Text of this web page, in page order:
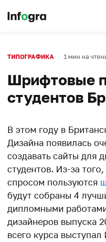
ТИПОГРАФИКА 1 мин на
Шрифтовые
студентов
В этом году в
Дизайна появилась
создавать сайты для
студентов. Из-за
спросом пользуются
будут собраны 4
дипломными
дизайнеров выпуска
всего курса